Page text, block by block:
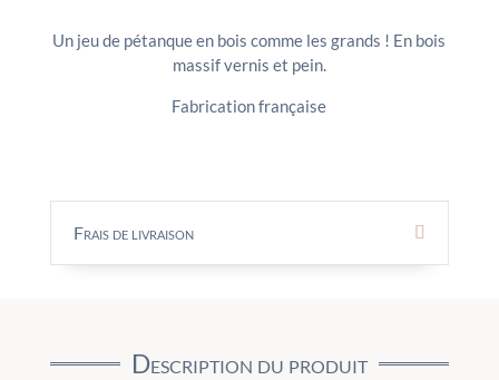
Un jeu de pétanque en bois comme les grands ! En bois
massif vernis et pein.
Fabrication française
Frais de livraison
Description du produit